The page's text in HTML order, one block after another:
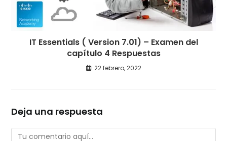
IT Essentials ( Version 7.01) – Examen del
capítulo 4 Respuestas
22 febrero, 2022
Deja una respuesta
Comentario